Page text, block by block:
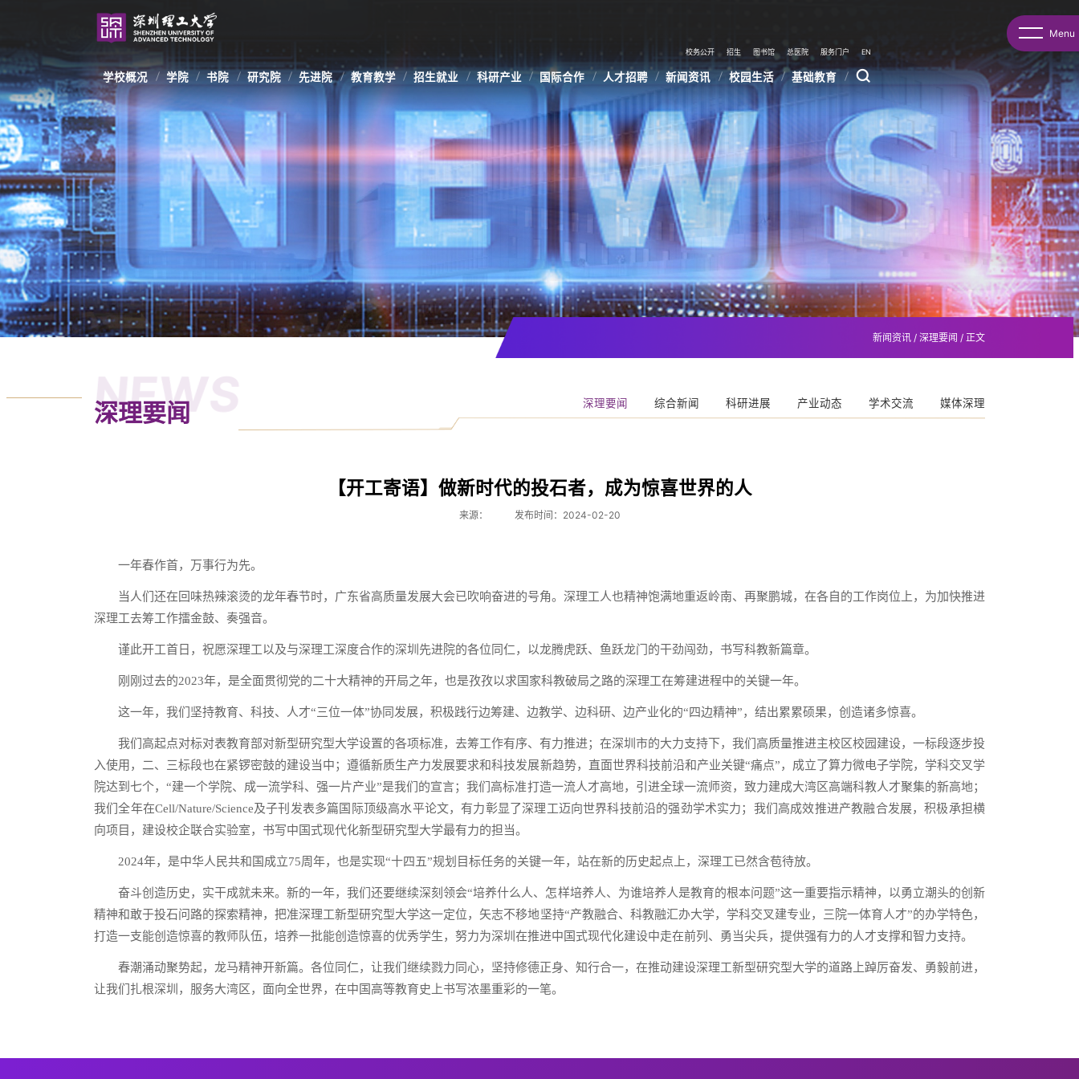
校务公开 招生 图书馆 总医院 服务门户 EN
学校概况 学院 书院 研究院 先进院 教育教学 招生就业 科研产业 国际合作 人才招聘 新闻资讯 校园生活 基础教育
Menu
新闻资讯 / 深理要闻 / 正文
NEWS
深理要闻 深理要闻 综合新闻 科研进展 产业动态 学术交流 媒体深理
【开工寄语】做新时代的投石者，成为惊喜世界的人
来源： 发布时间：2024-02-20
一年春作首，万事行为先。
当人们还在回味热辣滚烫的龙年春节时，广东省高质量发展大会已吹响奋进的号角。深理工人也精神饱满地重返岭南、再聚鹏城，在各自的工作岗位上，为加快推进
深理工去筹工作擂金鼓、奏强音。
谨此开工首日，祝愿深理工以及与深理工深度合作的深圳先进院的各位同仁，以龙腾虎跃、鱼跃龙门的干劲闯劲，书写科教新篇章。
刚刚过去的2023年，是全面贯彻党的二十大精神的开局之年，也是孜孜以求国家科教破局之路的深理工在筹建进程中的关键一年。
这一年，我们坚持教育、科技、人才“三位一体”协同发展，积极践行边筹建、边教学、边科研、边产业化的“四边精神”，结出累累硕果，创造诸多惊喜。
我们高起点对标对表教育部对新型研究型大学设置的各项标准，去筹工作有序、有力推进；在深圳市的大力支持下，我们高质量推进主校区校园建设，一标段逐步投
入使用，二、三标段也在紧锣密鼓的建设当中；遵循新质生产力发展要求和科技发展新趋势，直面世界科技前沿和产业关键“痛点”，成立了算力微电子学院，学科交叉学
院达到七个，“建一个学院、成一流学科、强一片产业”是我们的宣言；我们高标准打造一流人才高地，引进全球一流师资，致力建成大湾区高端科教人才聚集的新高地；
我们全年在Cell/Nature/Science及子刊发表多篇国际顶级高水平论文，有力彰显了深理工迈向世界科技前沿的强劲学术实力；我们高成效推进产教融合发展，积极承担横
向项目，建设校企联合实验室，书写中国式现代化新型研究型大学最有力的担当。
2024年，是中华人民共和国成立75周年，也是实现“十四五”规划目标任务的关键一年，站在新的历史起点上，深理工已然含苞待放。
奋斗创造历史，实干成就未来。新的一年，我们还要继续深刻领会“培养什么人、怎样培养人、为谁培养人是教育的根本问题”这一重要指示精神，以勇立潮头的创新
精神和敢于投石问路的探索精神，把准深理工新型研究型大学这一定位，矢志不移地坚持“产教融合、科教融汇办大学，学科交叉建专业，三院一体育人才”的办学特色，
打造一支能创造惊喜的教师队伍，培养一批能创造惊喜的优秀学生，努力为深圳在推进中国式现代化建设中走在前列、勇当尖兵，提供强有力的人才支撑和智力支持。
春潮涌动聚势起，龙马精神开新篇。各位同仁，让我们继续戮力同心，坚持修德正身、知行合一，在推动建设深理工新型研究型大学的道路上踔厉奋发、勇毅前进，
让我们扎根深圳，服务大湾区，面向全世界，在中国高等教育史上书写浓墨重彩的一笔。